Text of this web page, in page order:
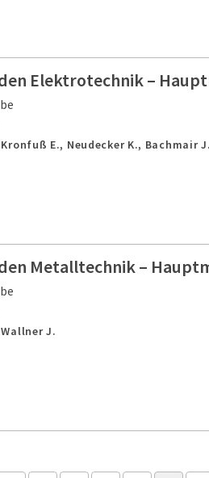
Elektrotechnik –
E., Neudecker K., Bachmair
Metalltechnik –
J.